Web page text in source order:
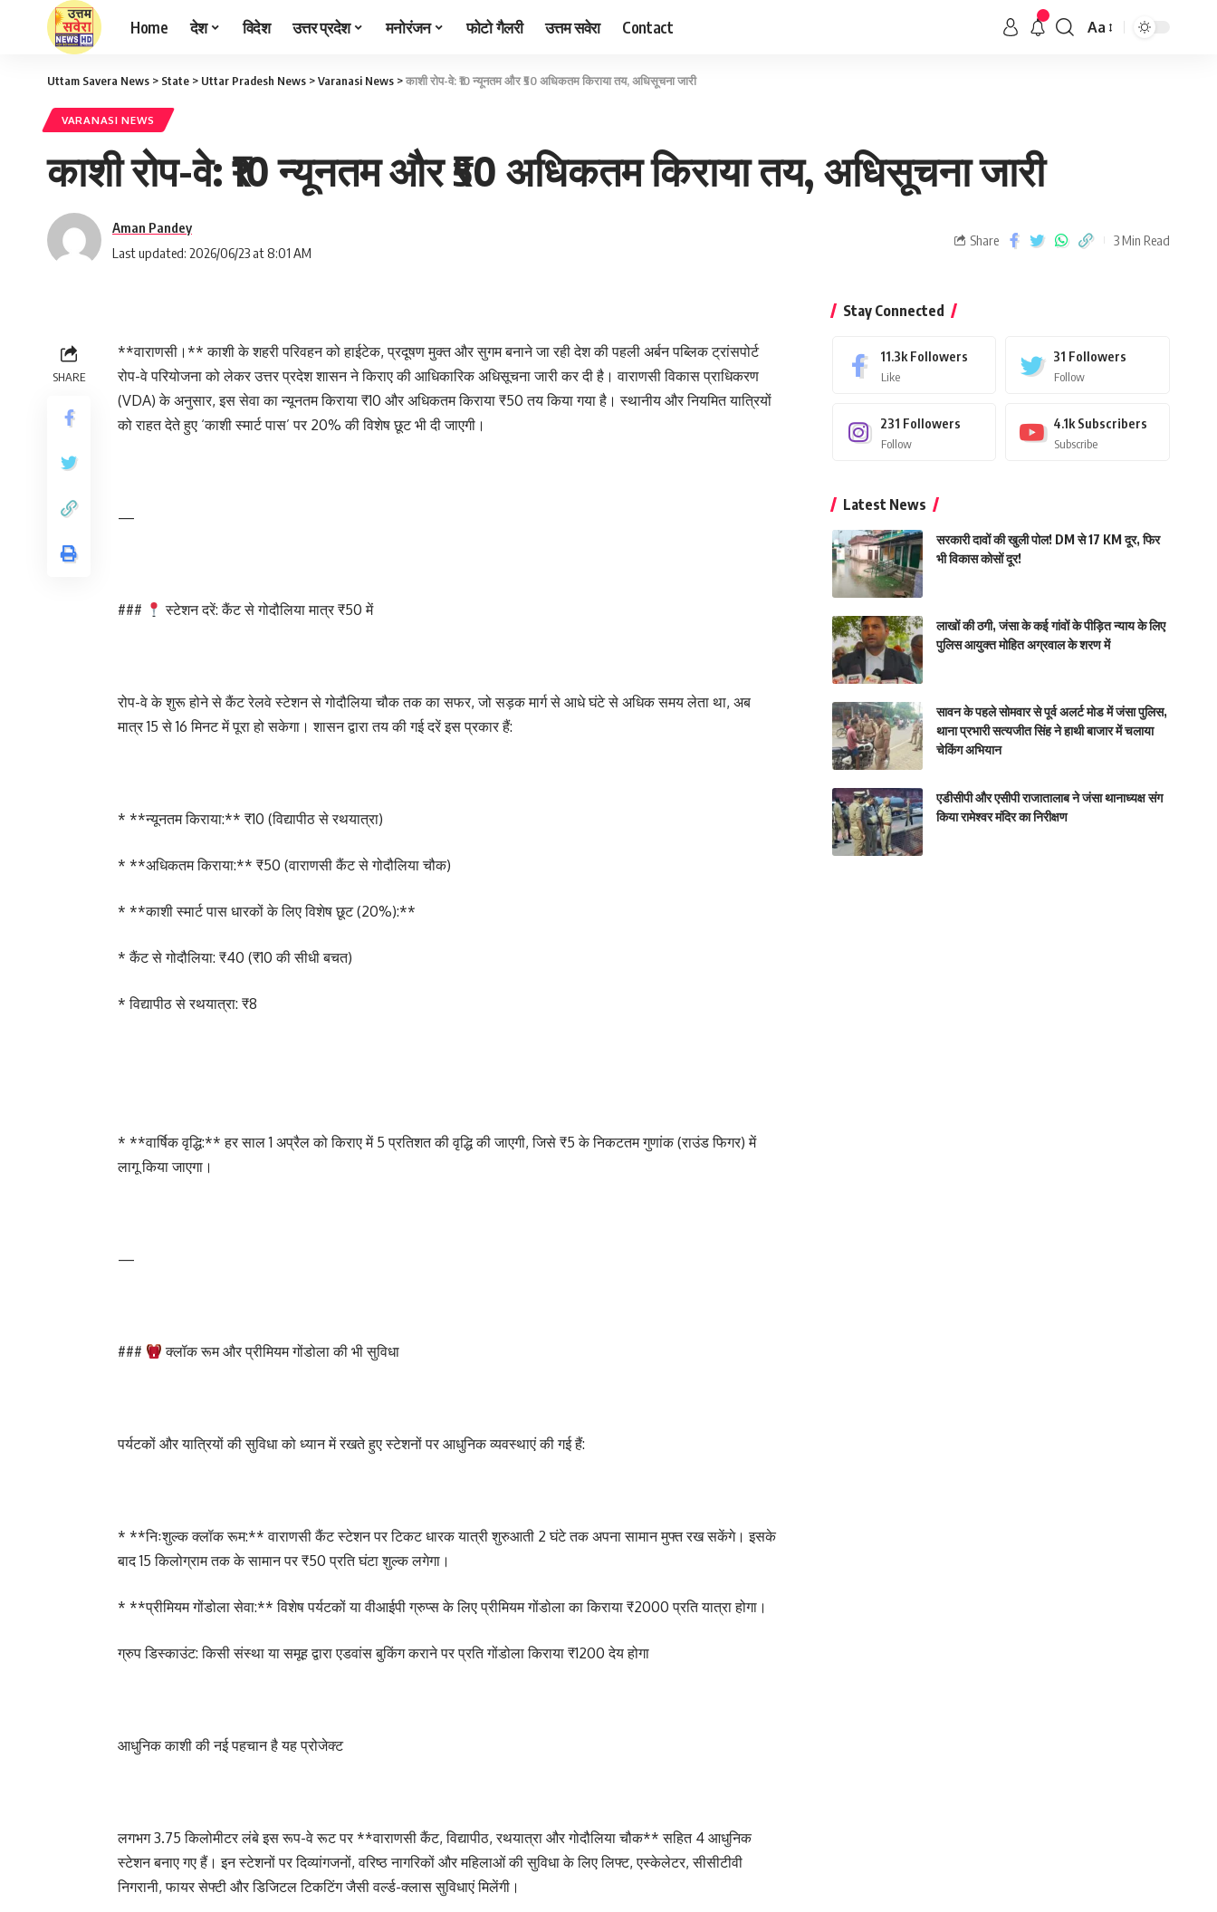
Home देश विदेश उत्तर प्रदेश मनोरंजन फोटो गैलरी उत्तम सवेरा Contact Aa
Uttam Savera News > State > Uttar Pradesh News >Varanasi News >काशी रोप-वे: ₹10 न्यूनतम और ₹50 अधिकतम किराया तय, अधिसूचना जारी
VARANASI NEWS
काशी रोप-वे: ₹10 न्यूनतम और ₹50 अधिकतम किराया तय, अधिसूचना जारी
Last updated: 2026/06/23 at 8:01 AM
Aman Pandey
Share 3 Min Read
SHARE
**वाराणसी।** काशी के शहरी परिवहन को हाईटेक, प्रदूषण मुक्त और सुगम बनाने जा रही देश की पहली अर्बन पब्लिक ट्रांसपोर्ट
रोप-वे परियोजना को लेकर उत्तर प्रदेश शासन ने किराए की आधिकारिक अधिसूचना जारी कर दी है। वाराणसी विकास प्राधिकरण
(VDA) के अनुसार, इस सेवा का न्यूनतम किराया ₹10 और अधिकतम किराया ₹50 तय किया गया है। स्थानीय और नियमित यात्रियों
को राहत देते हुए ‘काशी स्मार्ट पास’ पर 20% की विशेष छूट भी दी जाएगी।
—
### स्टेशन दरें: कैंट से गोदौलिया मात्र ₹50 में
रोप-वे के शुरू होने से कैंट रेलवे स्टेशन से गोदौलिया चौक तक का सफर, जो सड़क मार्ग से आधे घंटे से अधिक समय लेता था, अब
मात्र 15 से 16 मिनट में पूरा हो सकेगा। शासन द्वारा तय की गई दरें इस प्रकार हैं:
* **न्यूनतम किराया:** ₹10 (विद्यापीठ से रथयात्रा)
* **अधिकतम किराया:** ₹50 (वाराणसी कैंट से गोदौलिया चौक)
* **काशी स्मार्ट पास धारकों के लिए विशेष छूट (20%):**
* कैंट से गोदौलिया: ₹40 (₹10 की सीधी बचत)
* विद्यापीठ से रथयात्रा: ₹8
* **वार्षिक वृद्धि:** हर साल 1 अप्रैल को किराए में 5 प्रतिशत की वृद्धि की जाएगी, जिसे ₹5 के निकटतम गुणांक (राउंड फिगर) में
लागू किया जाएगा।
—
### क्लॉक रूम और प्रीमियम गोंडोला की भी सुविधा
पर्यटकों और यात्रियों की सुविधा को ध्यान में रखते हुए स्टेशनों पर आधुनिक व्यवस्थाएं की गई हैं:
* **निःशुल्क क्लॉक रूम:** वाराणसी कैंट स्टेशन पर टिकट धारक यात्री शुरुआती 2 घंटे तक अपना सामान मुफ्त रख सकेंगे। इसके
बाद 15 किलोग्राम तक के सामान पर ₹50 प्रति घंटा शुल्क लगेगा।
* **प्रीमियम गोंडोला सेवा:** विशेष पर्यटकों या वीआईपी ग्रुप्स के लिए प्रीमियम गोंडोला का किराया ₹2000 प्रति यात्रा होगा।
ग्रुप डिस्काउंट: किसी संस्था या समूह द्वारा एडवांस बुकिंग कराने पर प्रति गोंडोला किराया ₹1200 देय होगा
आधुनिक काशी की नई पहचान है यह प्रोजेक्ट
लगभग 3.75 किलोमीटर लंबे इस रूप-वे रूट पर **वाराणसी कैंट, विद्यापीठ, रथयात्रा और गोदौलिया चौक** सहित 4 आधुनिक
स्टेशन बनाए गए हैं। इन स्टेशनों पर दिव्यांगजनों, वरिष्ठ नागरिकों और महिलाओं की सुविधा के लिए लिफ्ट, एस्केलेटर, सीसीटीवी
निगरानी, फायर सेफ्टी और डिजिटल टिकटिंग जैसी वर्ल्ड-क्लास सुविधाएं मिलेंगी।
Stay Connected
11.3k Followers
Like
31 Followers
Follow
231 Followers
Follow
4.1k Subscribers
Subscribe
Latest News
सरकारी दावों की खुली पोल! DM से 17 KM दूर, फिर
भी विकास कोसों दूर!
लाखों की ठगी, जंसा के कई गांवों के पीड़ित न्याय के लिए
पुलिस आयुक्त मोहित अग्रवाल के शरण में
सावन के पहले सोमवार से पूर्व अलर्ट मोड में जंसा पुलिस,
थाना प्रभारी सत्यजीत सिंह ने हाथी बाजार में चलाया
चेकिंग अभियान
एडीसीपी और एसीपी राजातालाब ने जंसा थानाध्यक्ष संग
किया रामेश्वर मंदिर का निरीक्षण